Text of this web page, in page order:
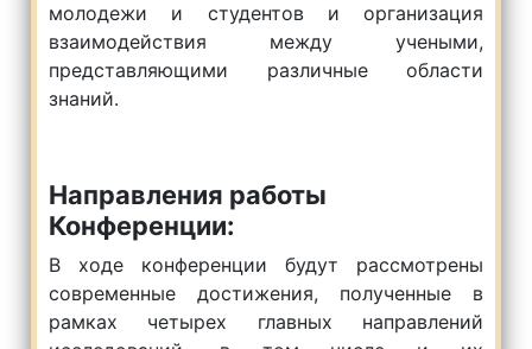
молодежи и студентов и организация
взаимодействия между учеными,
представляющими различные области
знаний.
Направления работы
Конференции:
В ходе конференции будут рассмотрены
современные достижения, полученные в
рамках четырех главных направлений